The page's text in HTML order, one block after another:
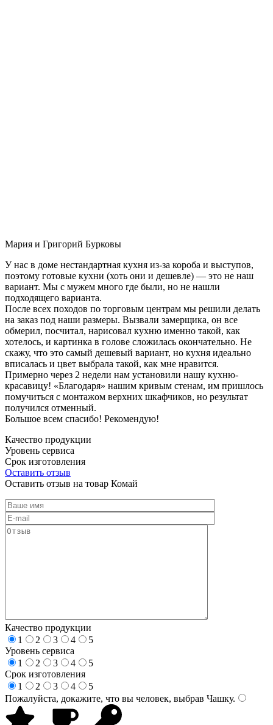
Мария и Григорий Бурковы
У нас в доме нестандартная кухня из-за короба и выступов,
поэтому готовые кухни (хоть они и дешевле) — это не наш
вариант. Мы с мужем много где были, но не нашли
подходящего варианта.
После всех походов по торговым центрам мы решили делать
на заказ под наши размеры. Вызвали замерщика, он все
обмерил, посчитал, нарисовал кухню именно такой, как
хотелось, и картинка в голове сложилась окончательно. Не
скажу, что это самый дешевый вариант, но кухня идеально
вписалась и цвет выбрала такой, как мне нравится.
Примерно через 2 недели нам установили нашу кухню-
красавицу! «Благодаря» нашим кривым стенам, им пришлось
помучиться с монтажом верхних шкафчиков, но результат
получился отменный.
Большое всем спасибо! Рекомендую!
Качество продукции
Уровень сервиса
Срок изготовления
Оставить отзыв
Оставить отзыв на товар Комай
Качество продукции
1
2 3 4
5
Уровень сервиса
1
2 3 4
5
Срок изготовления
1
2 3 4
5
Пожалуйста, докажите, что вы человек, выбрав Чашку.